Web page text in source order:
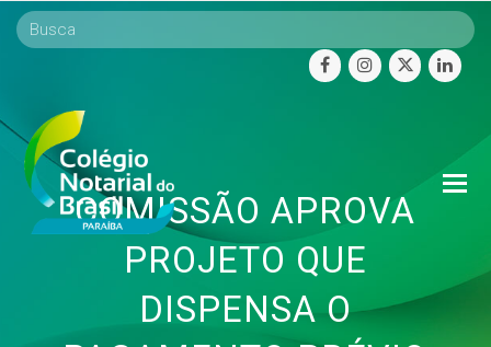
facebookinstagram
twitter
COMISSÃO APROVA
PROJETO QUE
DISPENSA O